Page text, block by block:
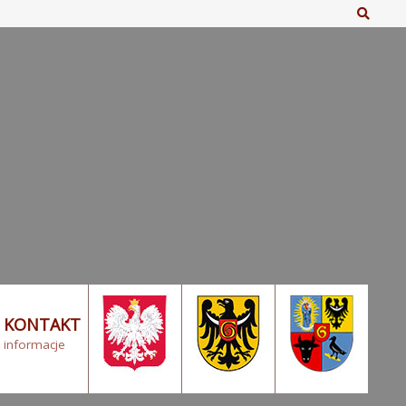
Szukaj
KONTAKT
informacje